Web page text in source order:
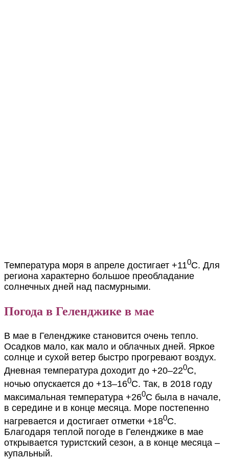
Температура моря в апреле достигает +110С. Для
региона характерно большое преобладание
солнечных дней над пасмурными.
Погода в Геленджике в мае
В мае в Геленджике становится очень тепло.
Осадков мало, как мало и облачных дней. Яркое
солнце и сухой ветер быстро прогревают воздух.
Дневная температура доходит до +20–220С,
ночью опускается до +13–160С. Так, в 2018 году
максимальная температура +260С была в начале,
в середине и в конце месяца. Море постепенно
нагревается и достигает отметки +180С.
Благодаря теплой погоде в Геленджике в мае
открывается туристский сезон, а в конце месяца –
купальный.